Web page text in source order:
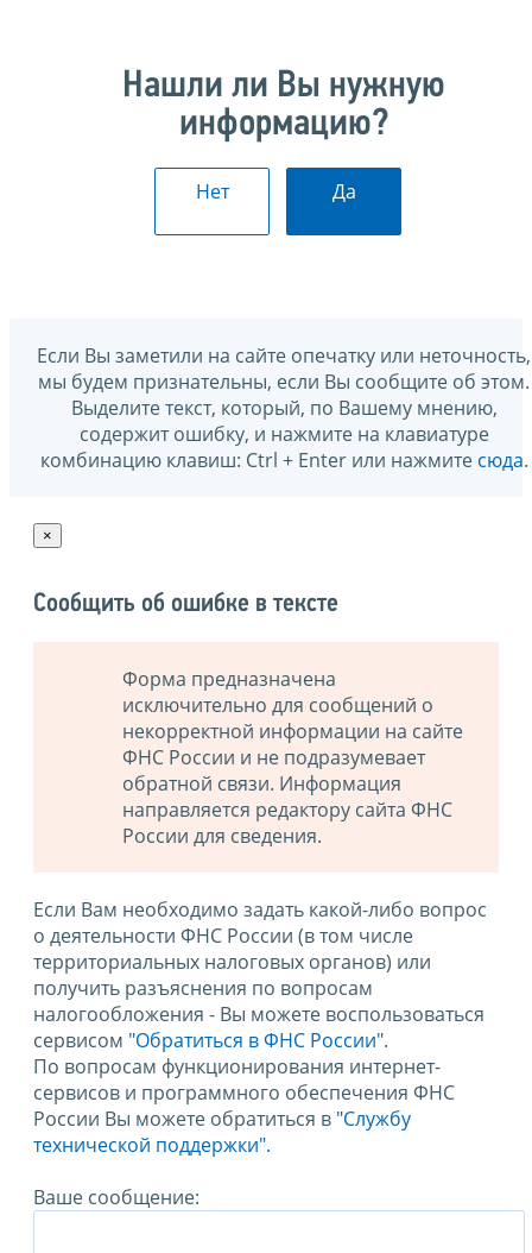
Нашли ли Вы нужную
информацию?
Нет Да
Если Вы заметили на сайте опечатку или неточность,
мы будем признательны, если Вы сообщите об этом.
Выделите текст, который, по Вашему мнению,
содержит ошибку, и нажмите на клавиатуре
комбинацию клавиш: Ctrl + Enter или нажмите сюда.
×
Сообщить об ошибке в тексте
Форма предназначена
исключительно для сообщений о
некорректной информации на сайте
ФНС России и не подразумевает
обратной связи. Информация
направляется редактору сайта ФНС
России для сведения.
Если Вам необходимо задать какой-либо вопрос
о деятельности ФНС России (в том числе
территориальных налоговых органов) или
получить разъяснения по вопросам
налогообложения - Вы можете воспользоваться
сервисом "Обратиться в ФНС России".
По вопросам функционирования интернет-
сервисов и программного обеспечения ФНС
России Вы можете обратиться в "Службу
технической поддержки".
Ваше сообщение: